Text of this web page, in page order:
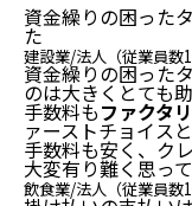
資金繰りの困った
た
建設業/法人（従業員数
資金繰りの困った
のは大きくとても
手数料もファクタ
ァーストチョイス
手数料も安く、ク
大変有り難く 思っ
飲食業/法人（従業員数